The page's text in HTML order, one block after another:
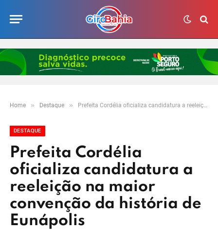
Home » Destaque » Prefeita Cordélia oficializa candidatura a reeleição na maior convenção da história de Eunápolis
DESTAQUE
Prefeita Cordélia
oficializa candidatura a
reeleição na maior
convenção da história de
Eunápolis